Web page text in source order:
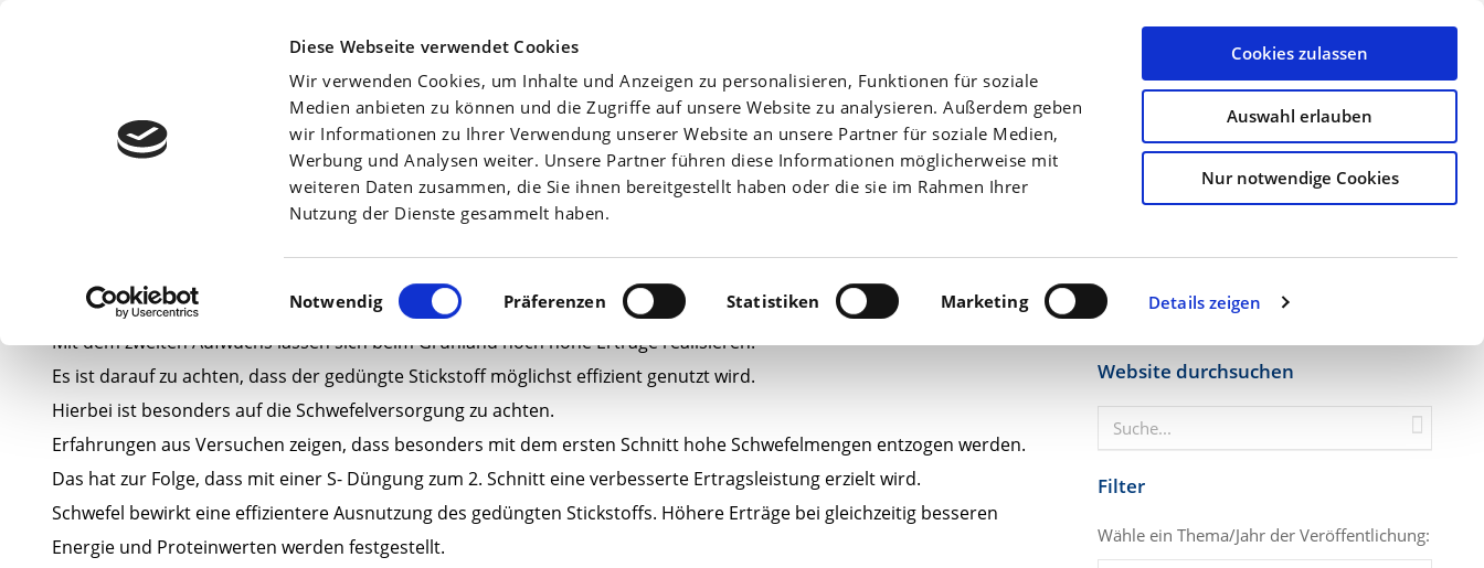
Diese Webseite verwendet Cookies
Wir verwenden Cookies, um Inhalte und Anzeigen zu personalisieren, Funktionen für soziale
Medien anbieten zu können und die Zugriffe auf unsere Website zu analysieren. Außerdem geben
wir Informationen zu Ihrer Verwendung unserer Website an unsere Partner für soziale Medien,
Werbung und Analysen weiter. Unsere Partner führen diese Informationen möglicherweise mit
weiteren Daten zusammen, die Sie ihnen bereitgestellt haben oder die sie im Rahmen Ihrer
Nutzung der Dienste gesammelt haben.
Einwilligungsauswahl
Notwendig Präferenzen Statistiken Marketing Details zeigen
Cookies zulassen
Auswahl erlauben
Nur notwendige Cookies
Ansprechpartner Über uns Termine
Aktuell Nährstoffe Düngung Kulturen Precision Farming
23. Juli 2007 Startseite Der erste Grundfutterschnitt b...
Mit dem zweiten Aufwuchs lassen sich beim Grünland noch hohe Erträge realisieren.
Es ist darauf zu achten, dass der gedüngte Stickstoff möglichst effizient genutzt wird.
Hierbei ist besonders auf die Schwefelversorgung zu achten.
Erfahrungen aus Versuchen zeigen, dass besonders mit dem ersten Schnitt hohe Schwefelmengen entzogen werden.
Das hat zur Folge, dass mit einer S- Düngung zum 2. Schnitt eine verbesserte Ertragsleistung erzielt wird.
Schwefel bewirkt eine effizientere Ausnutzung des gedüngten Stickstoffs. Höhere Erträge bei gleichzeitig besseren
Energie und Proteinwerten werden festgestellt.
Website durchsuchen
Filter
Wähle ein Thema/Jahr der Veröffentlichung: